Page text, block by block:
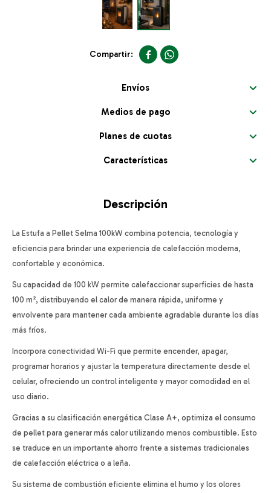
 
Envíos
Medios de pago
Planes de cuotas
Características
Descripción
La Estufa a Pellet Selma 100kW combina potencia, tecnología y
eficiencia para brindar una experiencia de calefacción moderna,
confortable y económica.
Su capacidad de 100 kW permite calefaccionar superficies de hasta
100 m², distribuyendo el calor de manera rápida, uniforme y
envolvente para mantener cada ambiente agradable durante los días
más fríos.
Incorpora conectividad Wi-Fi que permite encender, apagar,
programar horarios y ajustar la temperatura directamente desde el
celular, ofreciendo un control inteligente y mayor comodidad en el
uso diario.
Gracias a su clasificación energética Clase A+, optimiza el consumo
de pellet para generar más calor utilizando menos combustible. Esto
se traduce en un importante ahorro frente a sistemas tradicionales
de calefacción eléctrica o a leña.
Su sistema de combustión eficiente elimina el humo y los olores